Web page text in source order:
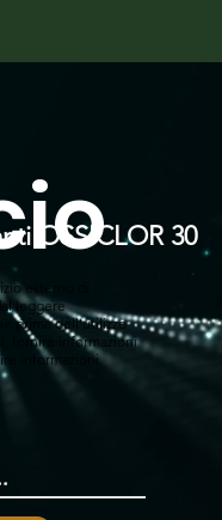
OSSICLOR 30
esterno di
leggere
prima dell'utilizzo
fornire informazioni
informazioni